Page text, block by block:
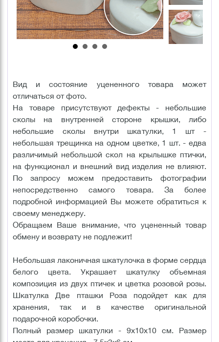
Вид и состояние уцененного товара может
отличаться от фото.
На товаре присутствуют дефекты - небольшие
сколы на внутренней стороне крышки, либо
небольшие сколы внутри шкатулки, 1 шт -
небольшая трещинка на одном цветке, 1 шт. - едва
различимый небольшой скол на крылышке птички,
на функционал и внешний вид изделия не влияют.
По запросу можем предоставить фотографии
непосредственно самого товара. За более
подробной информацией Вы можете обратиться к
своему менеджеру.
Обращаем Ваше внимание, что уцененный товар
обмену и возврату не подлежит!
Небольшая лаконичная шкатулочка в форме сердца
белого цвета. Украшает шкатулку объемная
композиция из двух птичек и цветка розовой розы.
Шкатулка Две пташки Роза подойдет как для
хранения, так и в качестве оригинальной
подарочной коробочки.
Полный размер шкатулки - 9х10х10 см. Размер